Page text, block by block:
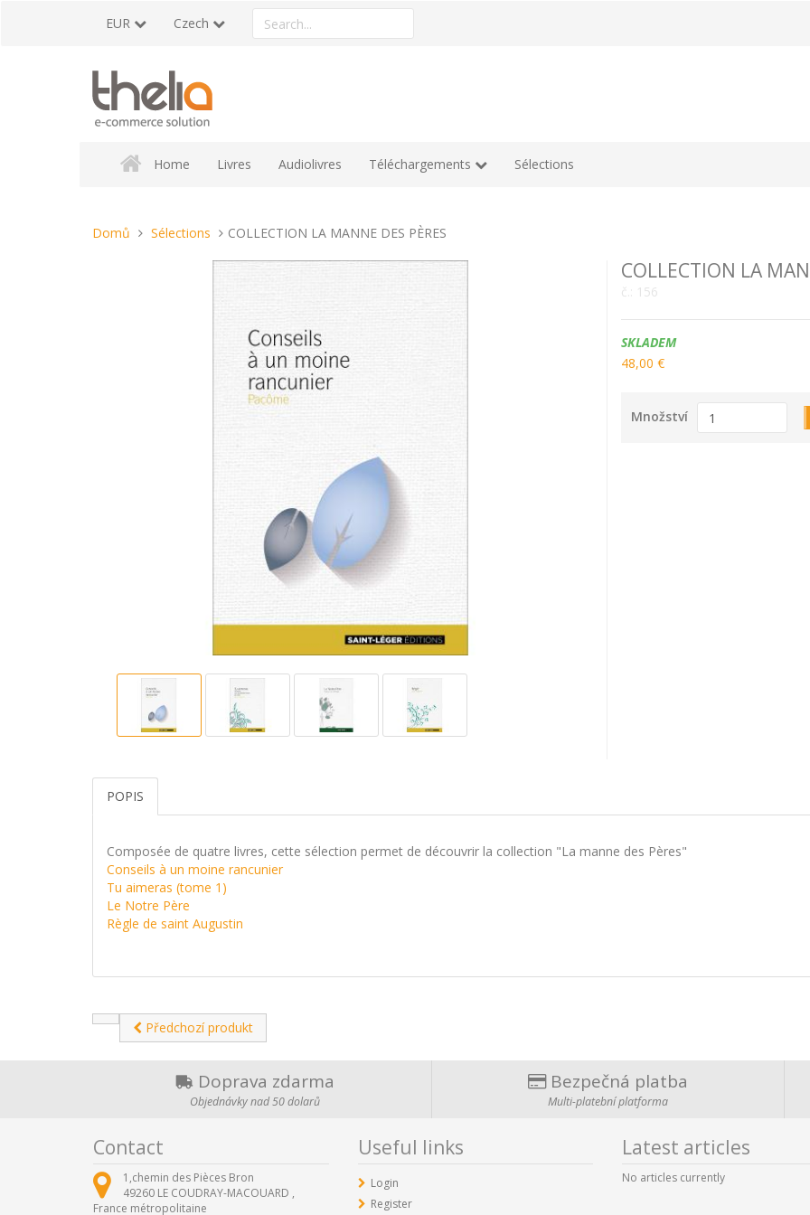
EUR Czech
Search
a
Home Livres Audiolivres Téléchargements Sélections
Nacházíte
Domů Sélections COLLECTION LA MANNE DES PÈRES
COLLECTION LA
č.: 156
Dostupnost:
SKLADEM
48,00 €
Množství
POPIS
Composée de quatre livres, cette sélection permet de découvrir la collection "La manne des Pères"
Conseils à un moine rancunier
Tu aimeras (tome 1)
Le Notre Père
Règle de saint Augustin
Předchozí produkt
Doprava zdarma
Objednávky nad 50 dolarů
Bezpečná platba
Multi-platební platforma
Contact
1,chemin des Pièces Bron
49260 LE COUDRAY-MACOUARD ,
France métropolitaine
Useful links
Login
Register
Latest articles
No articles currently